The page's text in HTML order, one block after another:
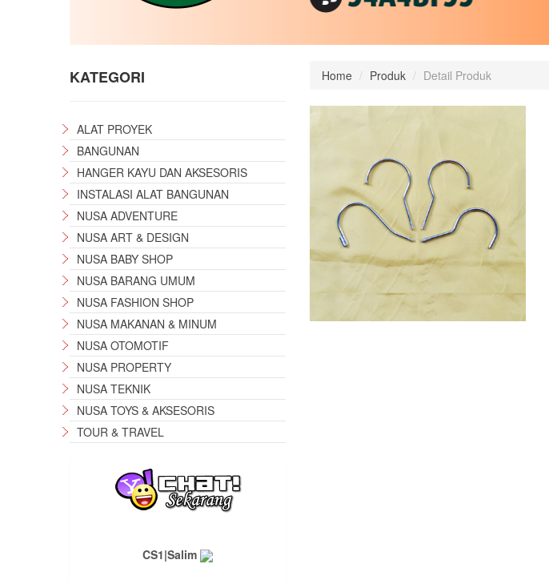
KATEGORI
ALAT PROYEK
BANGUNAN
HANGER KAYU DAN AKSESORIS
INSTALASI ALAT BANGUNAN
NUSA ADVENTURE
NUSA ART & DESIGN
NUSA BABY SHOP
NUSA BARANG UMUM
NUSA FASHION SHOP
NUSA MAKANAN & MINUM
NUSA OTOMOTIF
NUSA PROPERTY
NUSA TEKNIK
NUSA TOYS & AKSESORIS
TOUR & TRAVEL
CS1|Salim
Home / Produk / Detail Produk